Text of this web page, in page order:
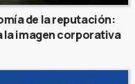
de la reputación:
imagen corporativa